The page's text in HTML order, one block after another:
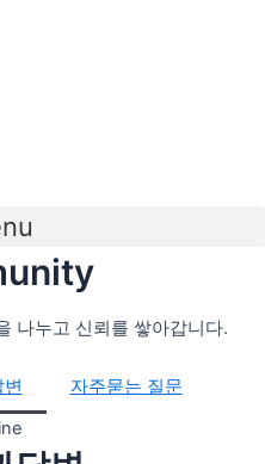
나누고 신뢰를 쌓아갑니다.
자주묻는 질문